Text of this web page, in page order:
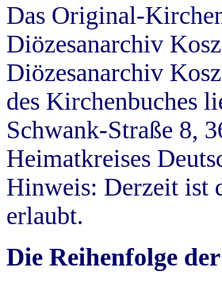
Das Original-
Diözesanarchiv
Diözesanarchiv
des Kirchenbuches
Schwank-Straße 8,
Heimatkreises
Hinweis: Derzeit ist
erlaubt.
Die Reihenfolge